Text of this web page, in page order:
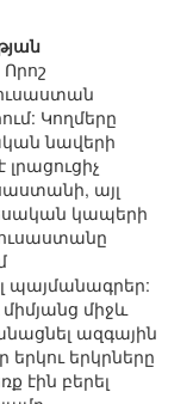
Որոշ
Կողմերը
նավերի
այլ
կապերի
պայմանագրեր:
միջև
ազգային
երկու երկրները
էին բերել